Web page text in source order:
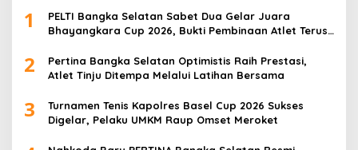
1
PELTI Bangka Selatan Sabet Dua Gelar Juara
Bhayangkara Cup 2026, Bukti Pembinaan Atlet Terus
2
Pertina Bangka Selatan Optimistis Raih Prestasi,
Atlet Tinju Ditempa Melalui Latihan Bersama
3
Turnamen Tenis Kapolres Basel Cup 2026 Sukses
Digelar, Pelaku UMKM Raup Omset Meroket